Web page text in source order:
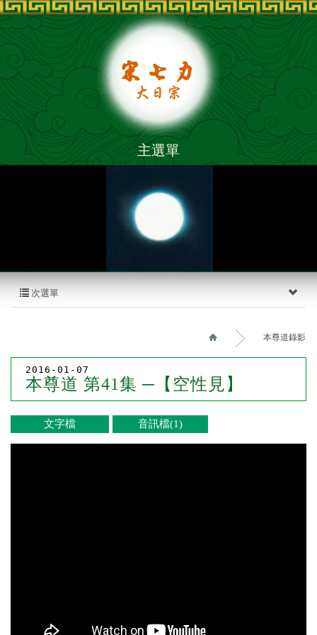
主選單
次選單
本尊道錄影
2016-01-07
本尊道 第41集 ─【空性見】
文字檔 音訊檔(1)